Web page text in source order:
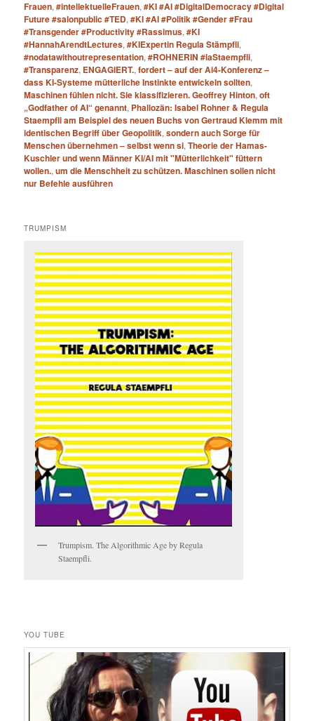
Frauen,#intellektuelleFrauen,#KI #AI #DigitalDemocracy #Digital
Future #salonpublic #TED,#KI #AI #Politik #Gender #Frau
#Transgender #Productivity #Rassimus,#KI
#HannahArendtLectures,#KIExpertin Regula Stämpfli,
#nodatawithoutrepresentation,#ROHNERIN #laStaempfli,
#Transparenz, ENGAGIERT.,fordert – auf der Ai4-Konferenz –
dass KI-Systeme mütterliche Instinkte entwickeln sollten,
Maschinen fühlen nicht. Sie klassifizieren. Geoffrey Hinton,oft
„Godfather of AI“ genannt, Phallozän: Isabel Rohner & Regula
Staempfli am Beispiel des neuen Buchs von Gertraud Klemm mit
identischen Begriff über Geopolitik,sondern auch Sorge für
Menschen übernehmen – selbst wenn si,Theorie der Hamas-
Kuschler und wenn Männer KI/AI mit "Mütterlichkeit" füttern
wollen.,um die Menschheit zu schützen. Maschinen sollen nicht
nur Befehle ausführen
TRUMPISM
Trumpism. The Algorithmic Age by Regula
Staempfli.
YOU TUBE